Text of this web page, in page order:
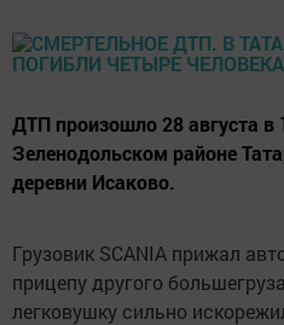
ДТП произошло 28 августа
Зеленодольском районе
деревни Исаково.
Грузовик SCANIA прижал
прицепу другого
легковушку сильно